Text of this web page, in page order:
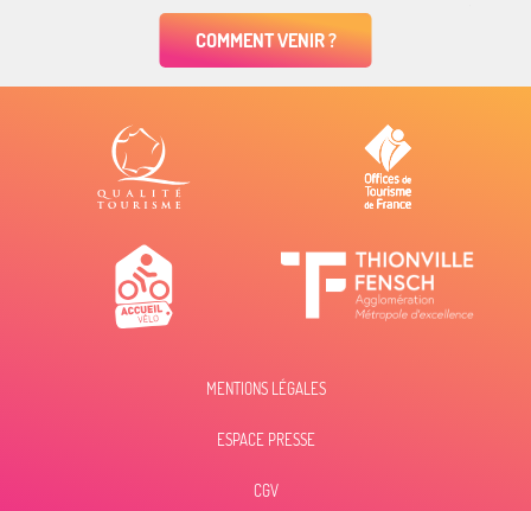
COMMENT VENIR ?
MENTIONS LÉGALES
ESPACE PRESSE
CGV